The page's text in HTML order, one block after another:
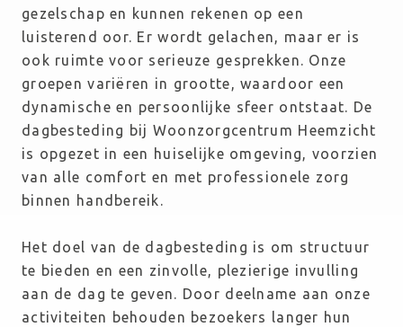
gezelschap en kunnen rekenen op een
luisterend oor. Er wordt gelachen, maar er is
ook ruimte voor serieuze gesprekken. Onze
groepen variëren in grootte, waardoor een
dynamische en persoonlijke sfeer ontstaat. De
dagbesteding bij Woonzorgcentrum Heemzicht
is opgezet in een huiselijke omgeving, voorzien
van alle comfort en met professionele zorg
binnen handbereik.
Het doel van de dagbesteding is om structuur
te bieden en een zinvolle, plezierige invulling
aan de dag te geven. Door deelname aan onze
activiteiten behouden bezoekers langer hun